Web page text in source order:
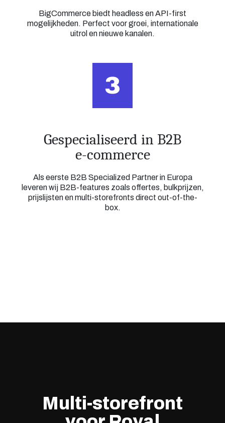
BigCommerce biedt headless en API-first
mogelijkheden. Perfect voor groei, internationale
uitrol en nieuwe kanalen.
3
Gespecialiseerd in B2B
e-commerce
Als eerste B2B Specialized Partner in Europa
leveren wij B2B-features zoals offertes, bulkprijzen,
prijslijsten en multi-storefronts direct out-of-the-
box.
Multi-storefront